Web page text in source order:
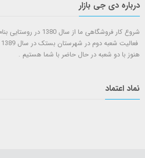
درباره دی جی بازار
شروع کار فروشگاهی ما از
هنوز با دو شعبه در حال حاضر با شما هستيم .
نماد اعتماد